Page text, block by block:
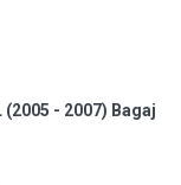
(2005 - 2007) Bagaj